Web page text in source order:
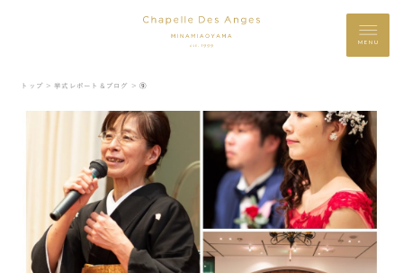
MENU
トップ ＞ 挙式レポート＆ブログ ＞ ⑨